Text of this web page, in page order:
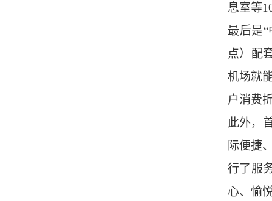
息室等
最后是
点）配
机场就
户消费
此外，
际便捷
行了服
心、愉